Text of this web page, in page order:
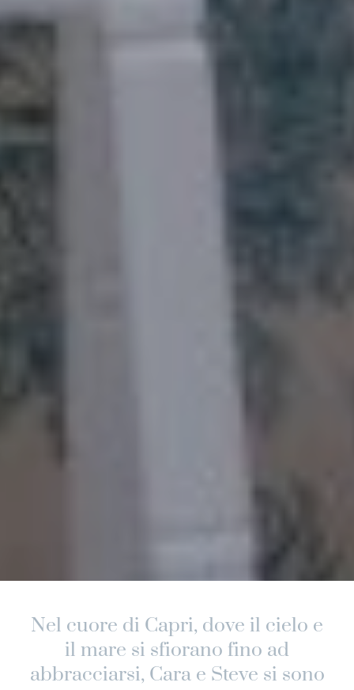
Nel cuore di Capri, dove il cielo e
il mare si sfiorano fino ad
abbracciarsi, Cara e Steve si sono